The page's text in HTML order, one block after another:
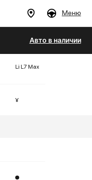
Меню
Меню
Авто в наличии
Li L7 Max
¥